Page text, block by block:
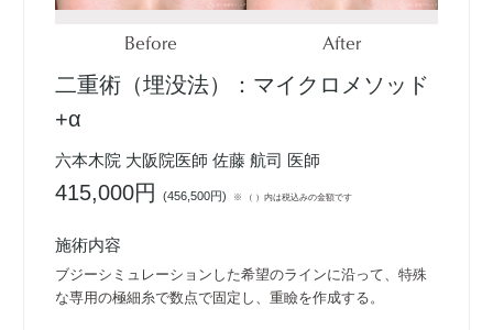
Before After
二重術（埋没法）：マイクロメソッド
+α
六本木院 大阪院医師 佐藤 航司 医師
415,000円(456,500円) ※ （ ）内は税込みの金額です
施術内容
ブジーシミュレーションした希望のラインに沿って、特殊
な専用の極細糸で数点で固定し、重瞼を作成する。